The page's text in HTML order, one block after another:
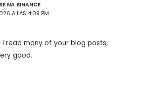
NA BINANCE
A LAS 4:09 PM
I read many of your blog posts,
good.